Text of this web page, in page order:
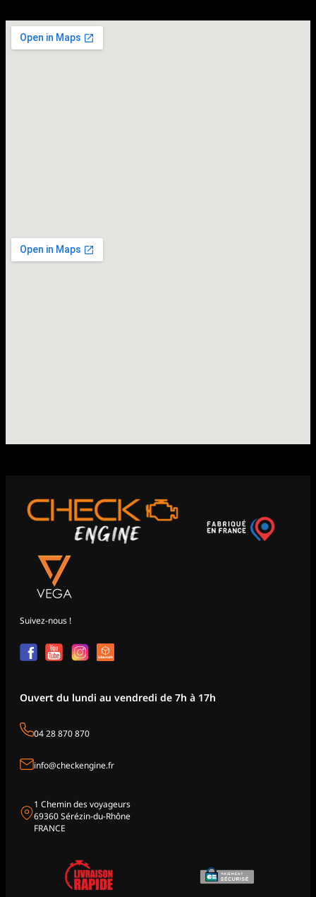
Suivez-nous !
Ouvert du lundi au vendredi de 7h à 17h
04 28 870 870
info@checkengine.fr
1 Chemin des voyageurs
69360 Sérézin-du-Rhône
FRANCE